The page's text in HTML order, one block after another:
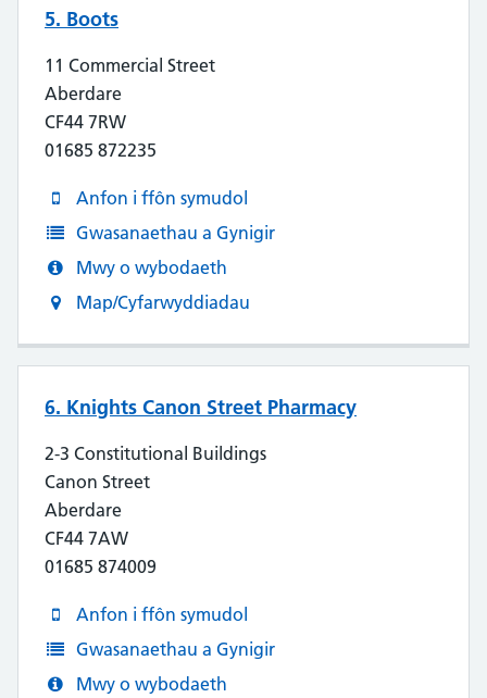
5. Boots
11 Commercial Street
Aberdare
CF44 7RW
01685 872235
Anfon i ffôn symudol
Gwasanaethau a Gynigir
Mwy o wybodaeth
Map/Cyfarwyddiadau
6. Knights Canon Street Pharmacy
2-3 Constitutional Buildings
Canon Street
Aberdare
CF44 7AW
01685 874009
Anfon i ffôn symudol
Gwasanaethau a Gynigir
Mwy o wybodaeth